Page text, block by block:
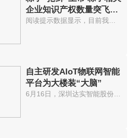
企业知识产权数量突飞猛
进
自主研发AIoT物联网智能
平台为大楼装“大脑”